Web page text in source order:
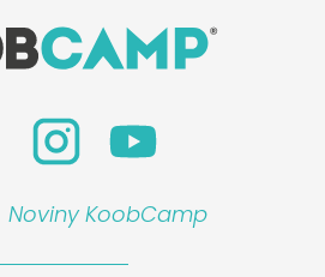
Noviny KoobCamp